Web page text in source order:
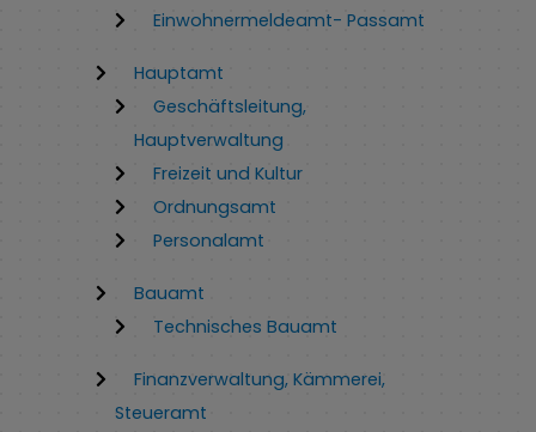
Einwohnermeldeamt- Passamt
Hauptamt
Geschäftsleitung,
Hauptverwaltung
Freizeit und Kultur
Ordnungsamt
Personalamt
Bauamt
Technisches Bauamt
Finanzverwaltung, Kämmerei,
Steueramt